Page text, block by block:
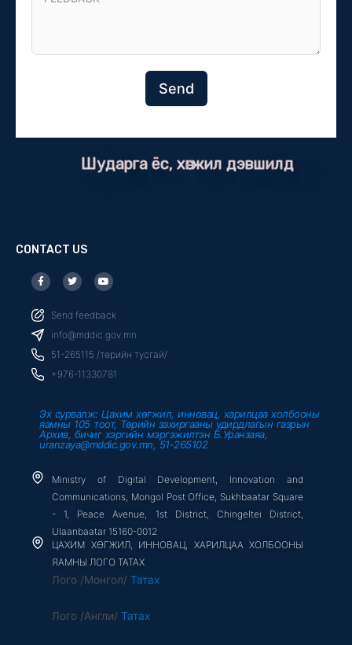
Send
Шударга ёс, хөгжил дэвшилд
CONTACT US
F
a
c
b
o
o
k
f
T
w
i
t
e
r
Y
o
u
u
b
e
Send feedback
info@mddic.gov.mn
51-265115 /төрийн тусгай/
+976-11330781
Эх сурвалж: Цахим хөгжил, инновац, харилцаа холбооны
яамны 105 тоот, Төрийн захиргааны удирдлагын газрын
Архив, бичиг хэргийн мэргэжилтэн Б.Уранзаяа,
uranzaya@mddic.gov.mn, 51-265102
Ministry of Digital Development, Innovation and
Communications, Mongol Post Office, Sukhbaatar Square
- 1, Peace Avenue, 1st District, Chingeltei District,
Ulaanbaatar 15160-0012
ЦАХИМ ХӨГЖИЛ, ИННОВАЦ, ХАРИЛЦАА ХОЛБООНЫ
ЯАМНЫ ЛОГО ТАТАХ
Лого /Монгол/ Татах
Лого /Англи/ Татах